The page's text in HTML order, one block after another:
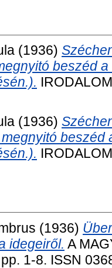
(1936)
beszéd
(1936)
beszéd
(1936)
idegeiről. A
1-8. ISSN